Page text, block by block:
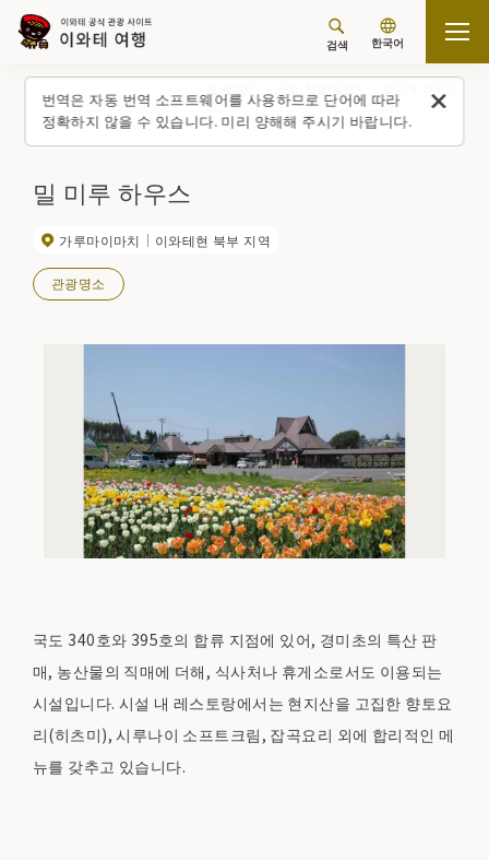
번역은 자동 번역 소프트웨어를 사용하므로 단어에 따라
정확하지 않을 수 있습니다. 미리 양해해 주시기 바랍니다.
검색 한국어
밀 미루 하우스
가루마이마치 이와테현 북부 지역
관광명소
국도 340호와 395호의 합류 지점에 있어, 경미초의 특산 판
매, 농산물의 직매에 더해, 식사처나 휴게소로서도 이용되는
시설입니다. 시설 내 레스토랑에서는 현지산을 고집한 향토요
리(히츠미), 시루나이 소프트크림, 잡곡요리 외에 합리적인 메
뉴를 갖추고 있습니다.